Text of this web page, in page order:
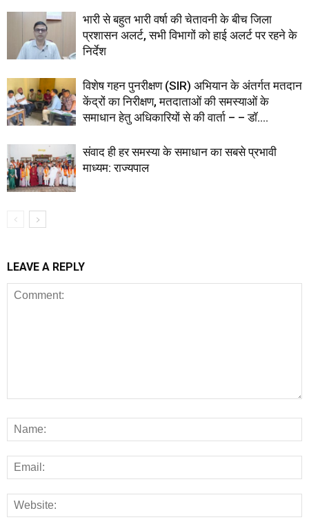
भारी से बहुत भारी वर्षा की चेतावनी के बीच जिला
प्रशासन अलर्ट, सभी विभागों को हाई अलर्ट पर रहने के
निर्देश
विशेष गहन पुनरीक्षण (SIR) अभियान के अंतर्गत मतदान
केंद्रों का निरीक्षण, मतदाताओं की समस्याओं के
समाधान हेतु अधिकारियों से की वार्ता – – डॉ....
संवाद ही हर समस्या के समाधान का सबसे प्रभावी
माध्यम: राज्यपाल
LEAVE A REPLY